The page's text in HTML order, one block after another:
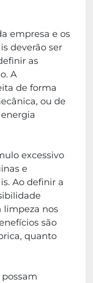
empresa e os
deverão ser
as
A
de forma
ou de
excessivo
e
Ao definir a
limpeza nos
são
quanto